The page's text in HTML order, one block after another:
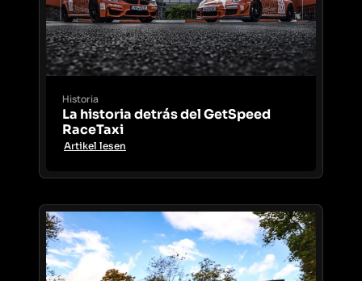
Historia
La historia detrás del GetSpeed
RaceTaxi
Artikel lesen